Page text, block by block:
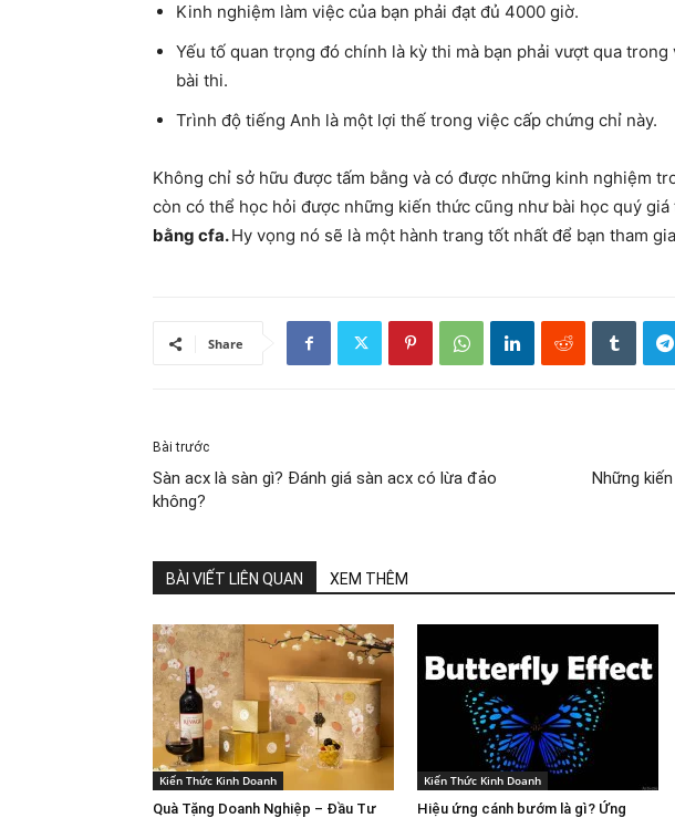
Kinh nghiệm làm việc của bạn phải đạt đủ 4000 giờ.
Yếu tố quan trọng đó chính là kỳ thi mà bạn phải vượt qua
bài thi.
Trình độ tiếng Anh là một lợi thế trong việc cấp chứng chỉ này.
Không chỉ sở hữu được tấm bằng và có được những kinh nghiệm
còn có thể học hỏi được những kiến thức cũng như bài học quý giá
bằng cfa.Hy vọng nó sẽ là một hành trang tốt nhất để bạn tham
Share
Bài trước
Sàn acx là sàn gì? Đánh giá sàn acx có lừa đảo
không?
Những
BÀI VIẾT LIÊN QUAN XEM THÊM
Kiến Thức Kinh Doanh
Quà Tặng Doanh Nghiệp – Đầu Tư
Kiến Thức Kinh Doanh
Hiệu ứng cánh bướm là gì? Ứng